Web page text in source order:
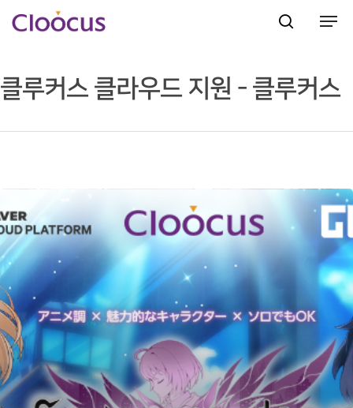
Hit enter to search or ESC to close
클루커스 클라우드 지원 - 클루커스